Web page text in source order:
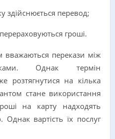
здійснюється перевод;
гроші.
перекази між
Однак термін
розтягнутися на кілька
стане використання
на карту надходять
вартість їх послуг